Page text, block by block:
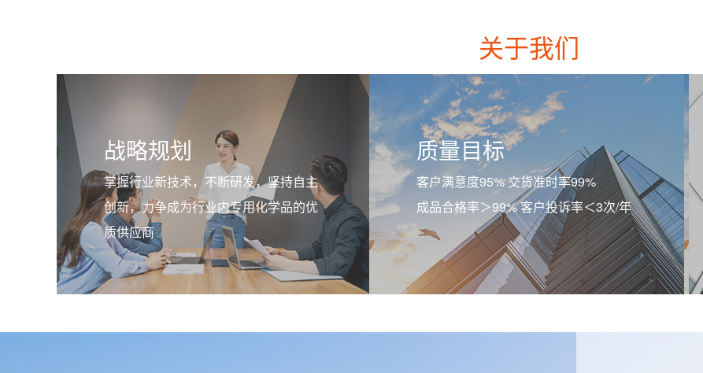
关于我们
战略规划
掌握行业新技术，不断研发，坚持自主
创新，力争成为行业内专用化学品的优
质供应商
质量目标
客户满意度95% 交货准时率99%
成品合格率＞99% 客户投诉率＜3次/年